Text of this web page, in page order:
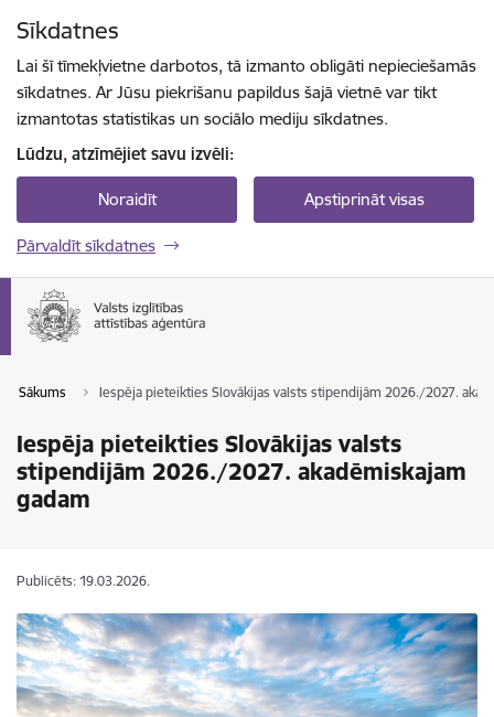
Sīkdatnes
Lai šī tīmekļvietne darbotos, tā izmanto obligāti nepieciešamās
sīkdatnes. Ar Jūsu piekrišanu papildus šajā vietnē var tikt
izmantotas statistikas un sociālo mediju sīkdatnes.
Lūdzu, atzīmējiet savu izvēli:
Noraidīt Apstiprināt visas
Pārvaldīt sīkdatnes
Sākums Iespēja pieteikties Slovākijas valsts stipendijām 2026./2027.
Iespēja pieteikties Slovākijas valsts
stipendijām 2026./2027. akadēmiskajam
gadam
Publicēts: 19.03.2026.